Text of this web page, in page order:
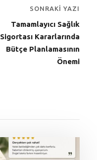
SONRAKI YAZI
Tamamlayıcı Sağlık
Sigortası Kararlarında
Bütçe Planlamasının
Önemi